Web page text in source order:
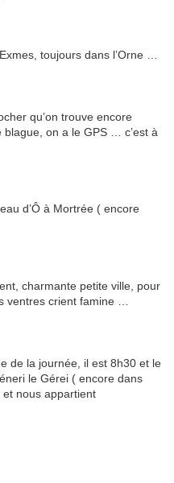
toujours dans l’Orne …
qu’on trouve encore
on a le GPS … c’est à
d’Ô à Mortrée ( encore
charmante petite ville, pour
ventres crient famine …
de la journée, il est 8h30 et le
le Gérei ( encore dans
et nous appartient